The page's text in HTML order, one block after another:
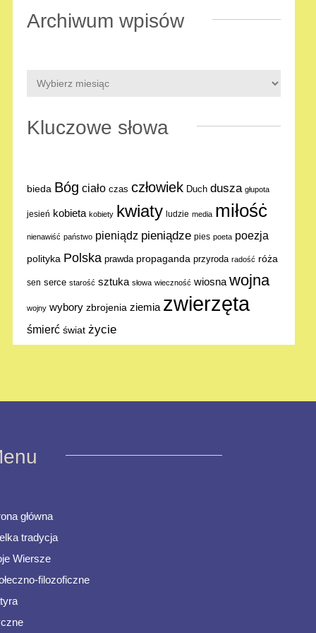
Archiwum wpisów
Kluczowe słowa
bieda Bóg ciało czas człowiek Duch dusza głupota
jesień kobieta kobiety kwiaty ludzie media miłośċ
nienawiść państwo pieniądz pieniądze pies poeta poezja
polityka Polska prawda propaganda przyroda radość róża
sen serce starość sztuka słowa wieczność wiosna wojna
wojny wybory zbrojenia ziemia zwierzęta
śmierć świat życie
główna
tradycja
Wiersze
filozoficzne